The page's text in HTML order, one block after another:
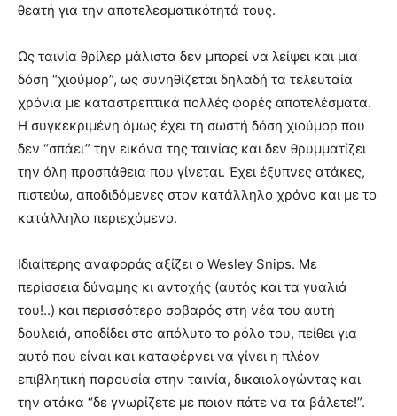
θεατή για την αποτελεσματικότητά τους.
Ως ταινία θρίλερ μάλιστα δεν μπορεί να λείψει και μια
δόση “χιούμορ”, ως συνηθίζεται δηλαδή τα τελευταία
χρόνια με καταστρεπτικά πολλές φορές αποτελέσματα.
Η συγκεκριμένη όμως έχει τη σωστή δόση χιούμορ που
δεν “σπάει” την εικόνα της ταινίας και δεν θρυμματίζει
την όλη προσπάθεια που γίνεται. Έχει έξυπνες ατάκες,
πιστεύω, αποδιδόμενες στον κατάλληλο χρόνο και με το
κατάλληλο περιεχόμενο.
Ιδιαίτερης αναφοράς αξίζει ο Wesley Snips. Με
περίσσεια δύναμης κι αντοχής (αυτός και τα γυαλιά
του!..) και περισσότερο σοβαρός στη νέα του αυτή
δουλειά, αποδίδει στο απόλυτο το ρόλο του, πείθει για
αυτό που είναι και καταφέρνει να γίνει η πλέον
επιβλητική παρουσία στην ταινία, δικαιολογώντας και
την ατάκα “δε γνωρίζετε με ποιον πάτε να τα βάλετε!”.